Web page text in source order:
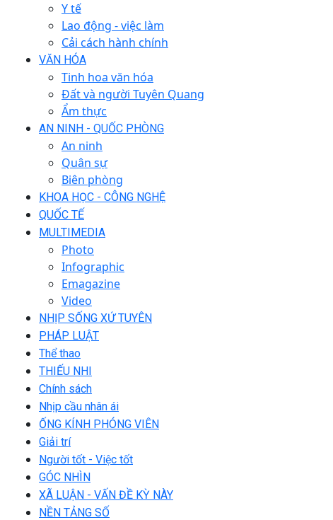
Y tế
Lao động - việc làm
Cải cách hành chính
VĂN HÓA
Tinh hoa văn hóa
Đất và người Tuyên Quang
Ẩm thực
AN NINH - QUỐC PHÒNG
An ninh
Quân sự
Biên phòng
KHOA HỌC - CÔNG NGHỆ
QUỐC TẾ
MULTIMEDIA
Photo
Infographic
Emagazine
Video
NHỊP SỐNG XỨ TUYÊN
PHÁP LUẬT
Thể thao
THIẾU NHI
Chính sách
Nhịp cầu nhân ái
ỐNG KÍNH PHÓNG VIÊN
Giải trí
Người tốt - Việc tốt
GÓC NHÌN
XÃ LUẬN - VẤN ĐỀ KỲ NÀY
NỀN TẢNG SỐ